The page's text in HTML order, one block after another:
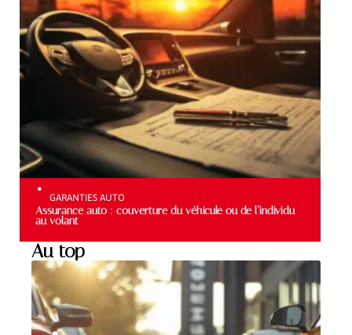
GARANTIES AUTO
Assurance auto : couverture du véhicule ou de l’individu
au volant
Au top